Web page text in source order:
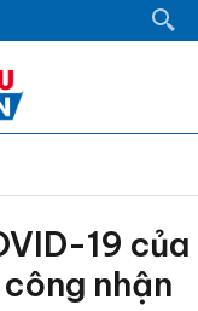
19 của
nhận